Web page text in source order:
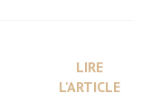
LIRE
L'ARTICLE